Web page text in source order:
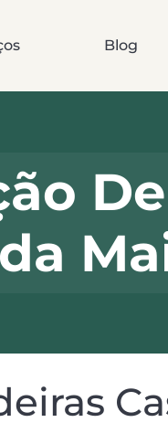
Blog